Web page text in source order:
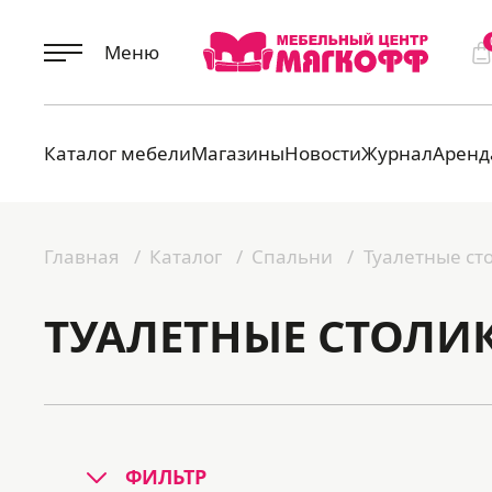
Меню
Каталог мебелиМагазиныНовостиЖурнал
Главная Каталог Спальни Туалетные
ТУАЛЕТНЫЕ
ФИЛЬТР